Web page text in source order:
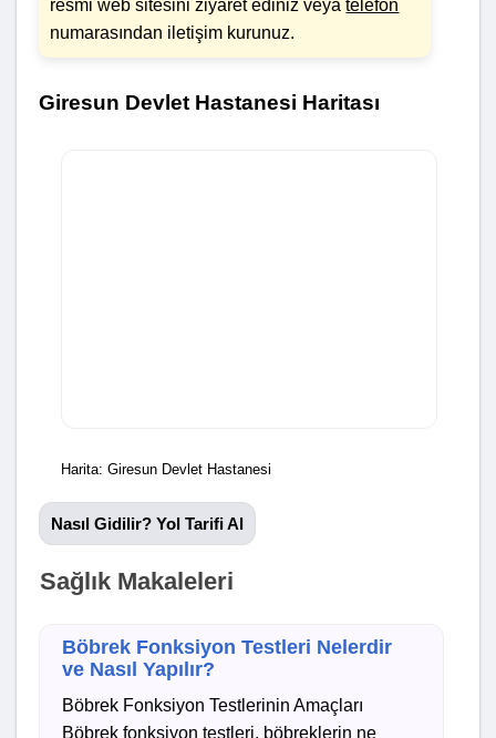
resmi web sitesini ziyaret ediniz veyatelefon
numarasından iletişim kurunuz.
Giresun Devlet Hastanesi Haritası
Harita: Giresun Devlet Hastanesi
Nasıl Gidilir? Yol Tarifi Al
Sağlık Makaleleri
Böbrek Fonksiyon Testleri Nelerdir
ve Nasıl Yapılır?
Böbrek Fonksiyon Testlerinin Amaçları
Böbrek fonksiyon testleri, böbreklerin ne